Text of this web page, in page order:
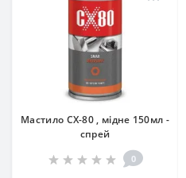
Мастило CX-80 , мідне 150мл -
спрей
0